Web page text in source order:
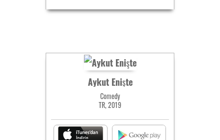
Aykut Enişte
Comedy
TR, 2019